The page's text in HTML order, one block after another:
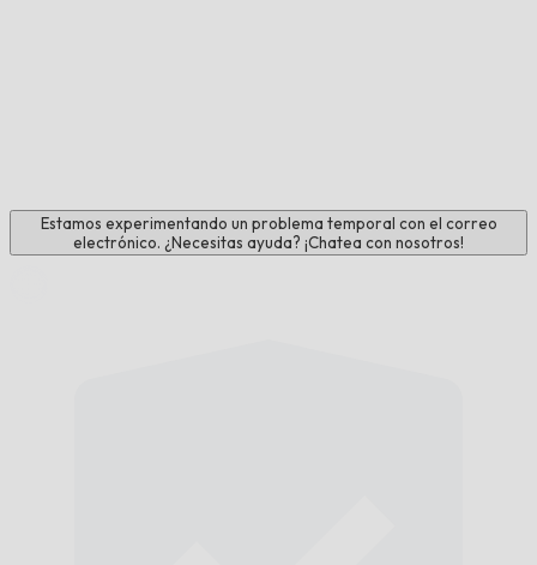
Estamos experimentando un problema temporal con el correo
electrónico. ¿Necesitas ayuda? ¡Chatea con nosotros!